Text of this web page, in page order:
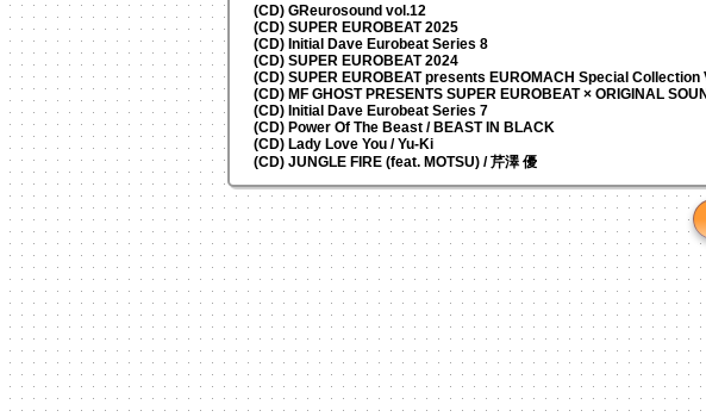
(CD) GReurosound vol.12
(CD) SUPER EUROBEAT 2025
(CD) Initial Dave Eurobeat Series 8
(CD) SUPER EUROBEAT 2024
(CD)SUPER EUROBEAT presentsEUROMACH Special Collection
(CD) MF GHOST PRESENTS SUPER EUROBEAT × ORIGINAL
(CD) Initial Dave Eurobeat Series 7
(CD) Power Of The Beast / BEAST IN BLACK
(CD) Lady Love You / Yu-Ki
(CD) JUNGLE FIRE (feat. MOTSU) / 芹澤 優